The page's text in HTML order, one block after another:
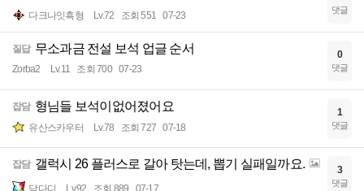
다크나잇흑형 Lv.72 조회 551 07-23 댓글
질답 무소과금 전설 보석 업글 순서
Zorba2 Lv.11 조회 700 07-23
0
댓글
잡담 형님들 보석이없어졌어요
유산스카우터 Lv.78 조회 727 07-18
1
댓글
잡담 갤럭시 26 플러스로 갈아 탓는데, 뽑기 실패일까요.
담다디 Lv.92 조회 889 07-17
3
댓글